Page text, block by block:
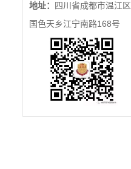
地址：
四川省成都市温江区
国色天乡江宁南路168号